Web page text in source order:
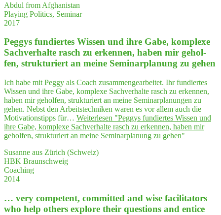
Abdul from Afghanistan
Playing Politics, Seminar
2017
Peg­gys fun­dier­tes Wis­sen und ihre Gabe, kom­ple­xe
Sach­ver­hal­te rasch zu erken­nen, haben mir gehol­
fen, struk­tu­riert an mei­ne Semi­nar­pla­nung zu gehen
Ich habe mit Peggy als Coach zusammengearbeitet. Ihr fundiertes
Wissen und ihre Gabe, komplexe Sachverhalte rasch zu erkennen,
haben mir geholfen, strukturiert an meine Seminarplanungen zu
gehen. Nebst den Arbeitstechniken waren es vor allem auch die
Motivationstipps für… Weiterlesen "Peg­gys fun­dier­tes Wis­sen und
ihre Gabe, kom­ple­xe Sach­ver­hal­te rasch zu erken­nen, haben mir
gehol­fen, struk­tu­riert an mei­ne Semi­nar­pla­nung zu gehen"
Susanne aus Zürich (Schweiz)
HBK Braunschweig
Coaching
2014
… very com­pe­tent, com­mit­ted and wise faci­li­ta­tors
who help others explo­re their ques­ti­ons and enti­ce